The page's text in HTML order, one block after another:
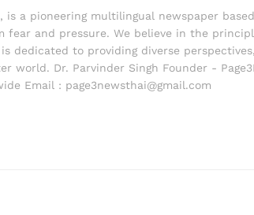
is a pioneering multilingual newspaper
and pressure. We believe in the
dedicated to providing diverse
Dr. Parvinder Singh Founder -
Email : page3newsthai@gmail.com